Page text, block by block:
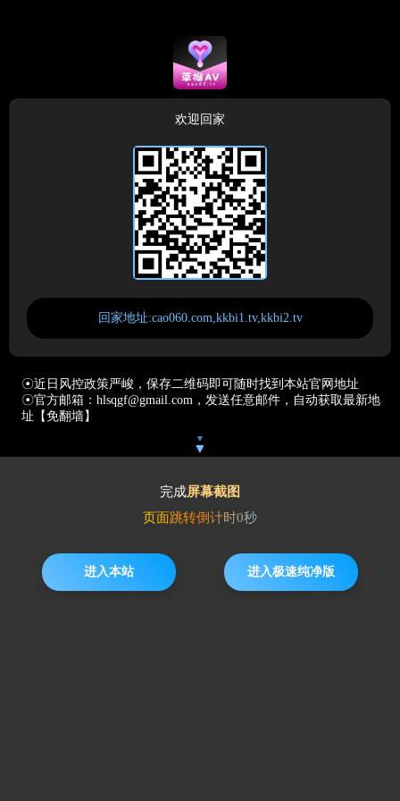
欢迎回家
回家地址:cao060.com,kkbi1.tv,kkbi2.tv
☉近日风控政策严峻，保存二维码即可随时找到本站官网地址
☉官方邮箱：hlsqgf@gmail.com，发送任意邮件，自动获取最新地
址【免翻墙】
▼
▼
完成屏幕截图
页面跳转倒计时0秒
进入本站 进入极速纯净版